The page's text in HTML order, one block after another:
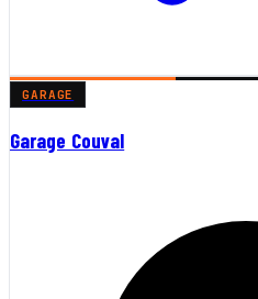
GARAGE
Garage Couval